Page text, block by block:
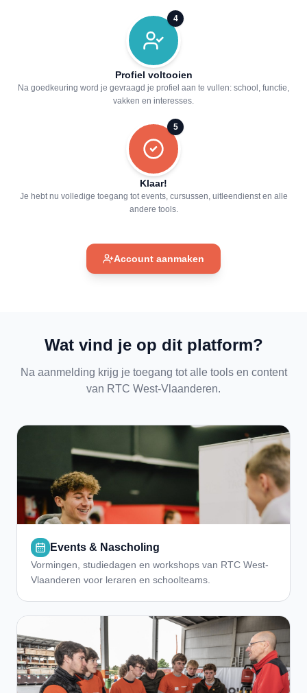
4
Profiel voltooien
Na goedkeuring word je gevraagd je profiel aan te vullen: school, functie,
vakken en interesses.
5
Klaar!
Je hebt nu volledige toegang tot events, cursussen, uitleendienst en alle
andere tools.
Account aanmaken
Wat vind je op dit platform?
Na aanmelding krijg je toegang tot alle tools en content
van RTC West-Vlaanderen.
Events & Nascholing
Vormingen, studiedagen en workshops van RTC West-
Vlaanderen voor leraren en schoolteams.